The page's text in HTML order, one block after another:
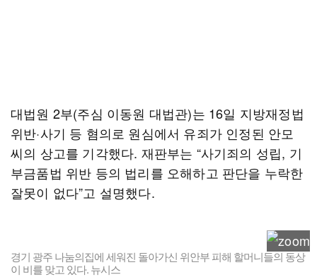
대법원 2부(주심 이동원 대법관)는 16일 지방재정법
위반·사기 등 혐의로 원심에서 유죄가 인정된 안모
씨의 상고를 기각했다. 재판부는 “사기죄의 성립, 기
부금품법 위반 등의 법리를 오해하고 판단을 누락한
잘못이 없다”고 설명했다.
경기 광주 나눔의집에 세워진 돌아가신 위안부 피해 할머니들의 동상
이 비를 맞고 있다. 뉴시스